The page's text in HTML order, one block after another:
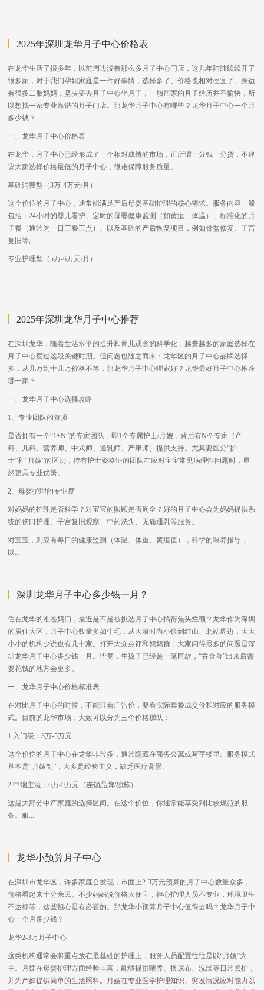
...
2025年深圳龙华月子中心价格表
在龙华生活了很多年，以前周边没有那么多月子中心门店，这几年陆陆续续开了
很多家，对于我们孕妈家庭是一件好事情，选择多了、价格也相对便宜了。身边
有很多二胎妈妈，坚决要去月子中心坐月子，一胎居家的月子经历并不愉快，所
以想找一家专业靠谱的月子门店。那龙华月子中心有哪些？龙华月子中心一个月
多少钱？
一、龙华月子中心价格表
在龙华，月子中心已经形成了一个相对成熟的市场，正所谓一分钱一分货，不建
议大家选择价格最低的月子中心，很难保障服务质量。
基础消费型（3万-4万元/月）
这个价位的月子中心，通常能满足产后母婴基础护理的核心需求。服务内容一般
包括：24小时的婴儿看护、定时的母婴健康监测（如黄疸、体温）、标准化的月
子餐（通常为一日三餐三点）、以及基础的产后恢复项目，例如骨盆修复、子宫
复旧等。
专业护理型（5万-6万元/月）
...
2025年深圳龙华月子中心推荐
在深圳龙华，随着生活水平的提升和育儿观念的科学化，越来越多的家庭选择在
月子中心度过这段关键时期。但问题也随之而来：龙华区的月子中心品牌选择
多，从几万到十几万价格不等，那龙华月子中心哪家好？龙华最好月子中心推荐
哪一家？
一、龙华月子中心选择攻略
1、专业团队的资质
是否拥有一个“1+N”的专家团队，即1个专属护士/月嫂，背后有N个专家（产
科、儿科、营养师、中式师、通乳师、产康师）提供支持。尤其要区分“护
士”和“月嫂”的区别，持有护士资格证的团队在应对宝宝常见病理性问题时，显
然更具专业优势。
2、母婴护理的专业度
对妈妈的护理是否科学？对宝宝的照顾是否周全？好的月子中心会为妈妈提供系
统的伤口护理、子宫复旧观察、中药洗头、无痛通乳等服务。
对宝宝，则应有每日的健康监测（体温、体重、黄疸值），科学的喂养指导，
以...
深圳龙华月子中心多少钱一月？
住在龙华的准爸妈们，最近是不是被挑选月子中心搞得焦头烂额？龙华作为深圳
的居住大区，月子中心数量多如牛毛，从大浪时尚小镇到红山、北站周边，大大
小小的机构少说也有几十家。打开大众点评和妈妈群，大家问得最多的问题是深
圳龙华月子中心多少钱一月。毕竟，生孩子已经是一笔巨款，“吞金兽”出来后需
要花钱的地方会更多。
一、龙华月子中心价格标准表
在对比月子中心的时候，不能只看广告价，要看实际套餐成交价和对应的服务模
式。目前的龙华市场，大致可以分为三个价格梯队：
1.入门级：3万-5万元
这个价位的月子中心在龙华非常多，通常隐藏在商务公寓或写字楼里。服务模式
基本是“月嫂制”，大多是经验主义，缺乏医疗背景。
2.中端主流：6万-9万元（连锁品牌/独栋）
这是大部分中产家庭的选择区间。在这个价位，你通常能享受到比较规范的服
务。服...
龙华小预算月子中心
在深圳市龙华区，许多家庭会发现，市面上2-3万元预算的月子中心数量众多，
价格看起来十分亲民。不少妈妈说价格太便宜，担心护理人员不专业，环境卫生
不达标等，这些担心是有必要的。那龙华小预算月子中心值得去吗？龙华月子中
心一个月多少钱？
龙华2-3万月子中心
这类机构通常会将重点放在最基础的护理上，服务人员配置往往是以“月嫂”为
主。月嫂在母婴护理方面经验丰富，能够提供喂养、换尿布、洗澡等日常照护，
并为产妇提供简单的生活照料。月嫂在专业医学护理知识、突发情况应对能力以